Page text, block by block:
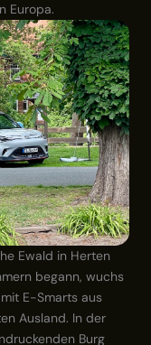
Europa.
Ewald in Herten
begann, wuchs
E-Smarts aus
Ausland. In der
Burg